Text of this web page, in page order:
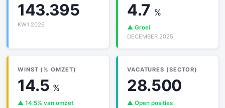
143.395
KW1 2026
4.7 %
▲ Groei
DECEMBER 2025
WINST (% OMZET)
14.5 %
▲ 14.5% van omzet
VACATURES (SECTOR)
28.500
▲ Open posities